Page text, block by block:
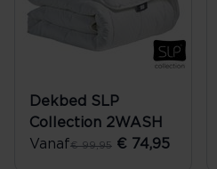
Dekbed SLP
Collection 2WASH
Vanaf€ 99,95 € 74,95